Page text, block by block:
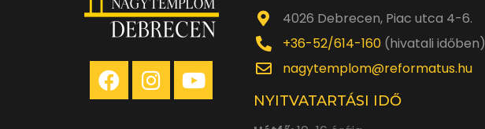
4026 Debrecen, Piac utca 4-6.
+36-52/614-160 (hivatali időben)
nagytemplom@reformatus.hu
NYITVATARTÁSI IDŐ